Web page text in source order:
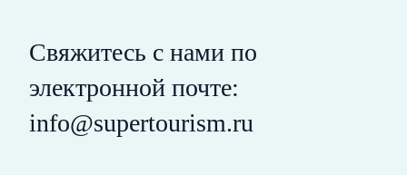
Свяжитесь с нами по
электронной почте:
info@supertourism.ru